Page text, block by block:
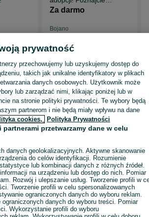
Pirata!
Za darmo
Bojano
Koty Koty do adopcji
Koty do adopcji -
Wyświetlenia:
/ SMS Wyślij wiadomość
prywatność
przechowujemy lub uzyskujemy dostęp do
takich jak unikalne identyfikatory w plikach
danych osobowych. Użytkownik może
lub zarządzać nimi, klikając poniżej lub w
na stronie polityki prywatności. Te wybory będą
partnerom i nie będą miały wpływu na dane
cookies, Polityka Prywatności
partnerami przetwarzamy dane w celu
danych geolokalizacyjnych. Aktywne skanowanie
do celów identyfikacji. Rozumienie
lub kombinacji danych z różnych źródeł.
na urządzeniu lub dostęp do nich. Pomiar
Rozwój i ulepszanie usług. Tworzenie profili w
Tworzenie profili w celu spersonalizowanych
ograniczonych danych do wyboru reklam.
danych do wyboru treści. Pomiar
Wykorzystanie profili do wyboru